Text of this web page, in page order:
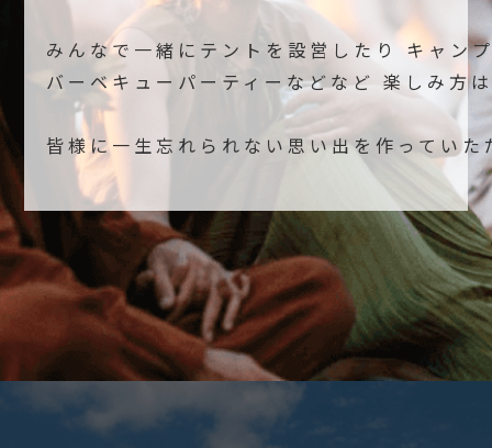
みんなで一緒にテントを設営したり キャン
バーベキューパーティーなどなど 楽しみ方
皆様に一生忘れられない思い出を作っていた